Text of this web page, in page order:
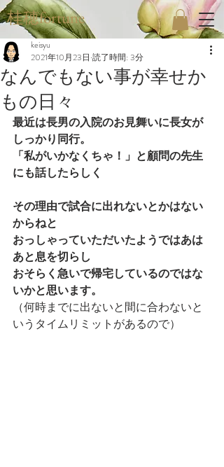
桂穂fortune
なんでもない事が幸せか
もの日々
keisyu
2021年10月23日 読了時間: 3分
最近は長男の入院のお見舞いに長女が
しっかり同行。
「私がいかなくちゃ！」と顧問の先生
にも話したらしく
その理由で試合に出れないとかはない
からねと
おっしゃっていただいたようではあは
あと息を切らし
おそらく急いで帰宅しているのではな
いかと思います。
（何時までに出ないと間に合わないと
いうタイムリミットがあるので）